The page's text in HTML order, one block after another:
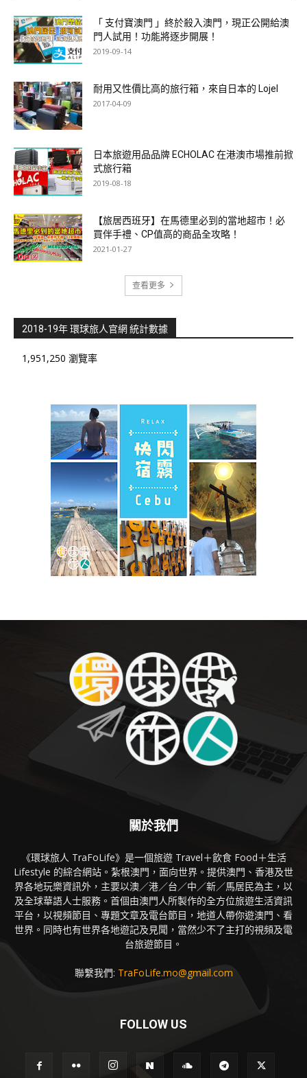
「 支付寶澳門 」終於殺入澳門，現正公開給澳
門人試用！功能將逐步開展！
2019-09-14
耐用又性價比高的旅行箱，來自日本的 Lojel
2017-04-09
日本旅遊用品品牌 ECHOLAC 在港澳市場推前掀
式旅行箱
2019-08-18
【旅居西班牙】在馬德里必到的當地超市！必
買伴手禮、CP值高的商品全攻略！
2021-01-27
查看更多
2018-19年 環球旅人官網 統計數據
1,951,250 瀏覽率
關於我們
《環球旅人 TraFoLife》是一個旅遊 Travel＋飲食 Food＋生活
Lifestyle 的綜合網站。紮根澳門，面向世界。提供澳門、香港及世
界各地玩樂資訊外，主要以澳／港／台／中／新／馬居民為主，以
及全球華語人士服務。首個由澳門人所製作的全方位旅遊生活資訊
平台，以視頻節目、專題文章及電台節目，地道人帶你遊澳門、看
世界。同時也有世界各地遊記及見聞，當然少不了主打的視頻及電
台旅遊節目。
聯繫我們: TraFoLife.mo@gmail.com
FOLLOW US